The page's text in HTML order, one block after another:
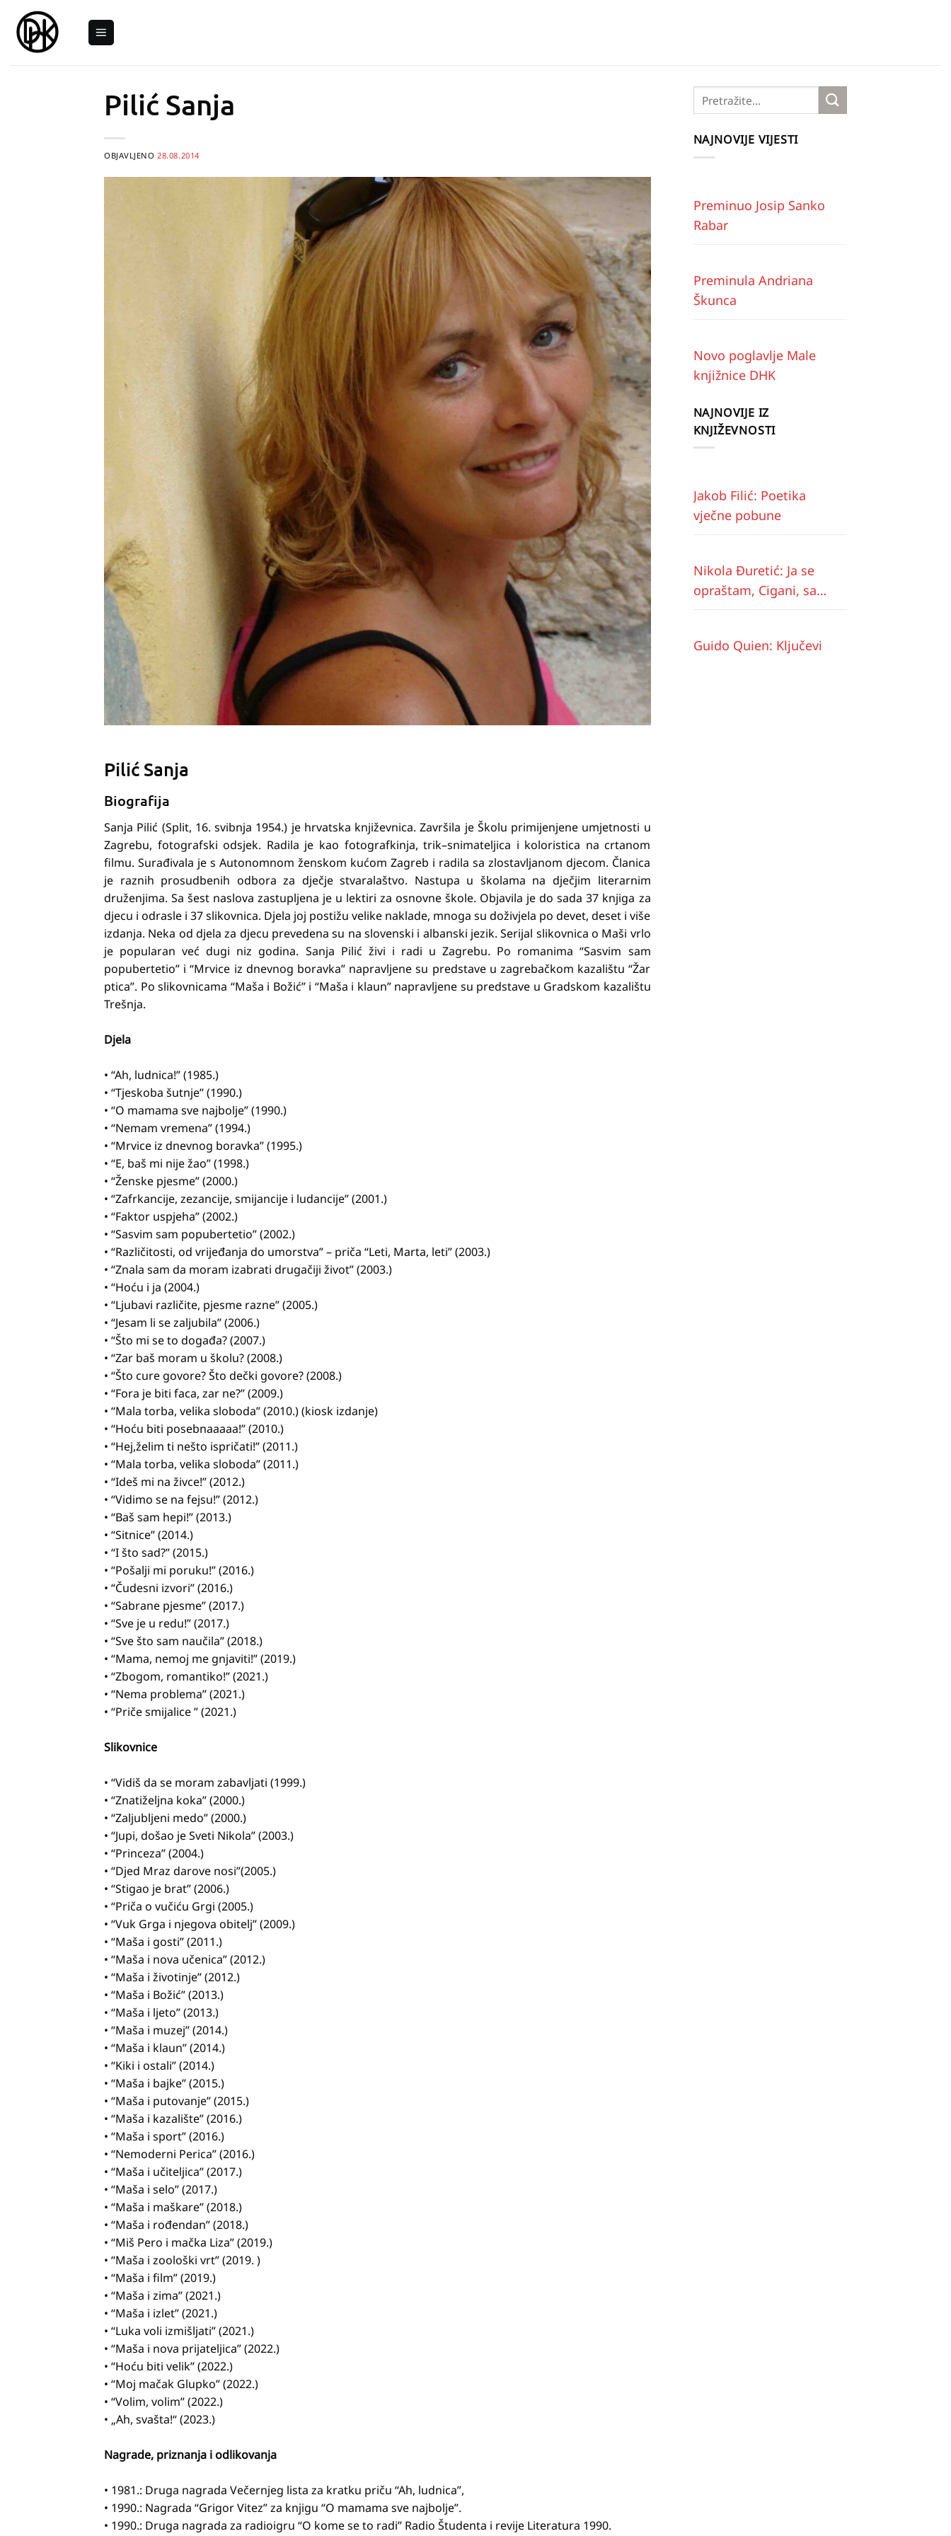
content
Pilić Sanja
OBJAVLJENO28.08.2014
Pilić Sanja
Biografija
Sanja Pilić (Split, 16. svibnja 1954.) je hrvatska književnica. Završila je Školu primijenjene umjetnosti u
Zagrebu, fotografski odsjek. Radila je kao fotografkinja, trik–snimateljica i koloristica na crtanom
filmu. Surađivala je s Autonomnom ženskom kućom Zagreb i radila sa zlostavljanom djecom. Članica
je raznih prosudbenih odbora za dječje stvaralaštvo. Nastupa u školama na dječjim literarnim
druženjima. Sa šest naslova zastupljena je u lektiri za osnovne škole. Objavila je do sada 37 knjiga za
djecu i odrasle i 37 slikovnica. Djela joj postižu velike naklade, mnoga su doživjela po devet, deset i više
izdanja. Neka od djela za djecu prevedena su na slovenski i albanski jezik. Serijal slikovnica o Maši vrlo
je popularan već dugi niz godina. Sanja Pilić živi i radi u Zagrebu. Po romanima “Sasvim sam
popubertetio” i “Mrvice iz dnevnog boravka” napravljene su predstave u zagrebačkom kazalištu “Žar
ptica”. Po slikovnicama “Maša i Božić” i “Maša i klaun” napravljene su predstave u Gradskom kazalištu
Trešnja.
Djela
• “Ah, ludnica!” (1985.)
• “Tjeskoba šutnje” (1990.)
• “O mamama sve najbolje” (1990.)
• “Nemam vremena” (1994.)
• “Mrvice iz dnevnog boravka” (1995.)
• “E, baš mi nije žao” (1998.)
• “Ženske pjesme” (2000.)
• “Zafrkancije, zezancije, smijancije i ludancije” (2001.)
• “Faktor uspjeha” (2002.)
• “Sasvim sam popubertetio” (2002.)
• “Različitosti, od vrijeđanja do umorstva” – priča “Leti, Marta, leti” (2003.)
• “Znala sam da moram izabrati drugačiji život” (2003.)
• “Hoću i ja (2004.)
• “Ljubavi različite, pjesme razne” (2005.)
• “Jesam li se zaljubila” (2006.)
• “Što mi se to događa? (2007.)
• “Zar baš moram u školu? (2008.)
• “Što cure govore? Što dečki govore? (2008.)
• “Fora je biti faca, zar ne?” (2009.)
• “Mala torba, velika sloboda” (2010.) (kiosk izdanje)
• “Hoću biti posebnaaaaa!” (2010.)
• “Hej,želim ti nešto ispričati!” (2011.)
• “Mala torba, velika sloboda” (2011.)
• “Ideš mi na živce!” (2012.)
• “Vidimo se na fejsu!” (2012.)
• “Baš sam hepi!” (2013.)
• “Sitnice” (2014.)
• “I što sad?” (2015.)
• “Pošalji mi poruku!” (2016.)
• “Čudesni izvori” (2016.)
• “Sabrane pjesme” (2017.)
• “Sve je u redu!” (2017.)
• “Sve što sam naučila” (2018.)
• “Mama, nemoj me gnjaviti!” (2019.)
• “Zbogom, romantiko!” (2021.)
• “Nema problema” (2021.)
• “Priče smijalice ” (2021.)
Slikovnice
• “Vidiš da se moram zabavljati (1999.)
• “Znatiželjna koka” (2000.)
• “Zaljubljeni medo” (2000.)
• “Jupi, došao je Sveti Nikola” (2003.)
• “Princeza” (2004.)
• “Djed Mraz darove nosi”(2005.)
• “Stigao je brat” (2006.)
• “Priča o vučiću Grgi (2005.)
• “Vuk Grga i njegova obitelj” (2009.)
• “Maša i gosti” (2011.)
• “Maša i nova učenica” (2012.)
• “Maša i životinje” (2012.)
• “Maša i Božić” (2013.)
• “Maša i ljeto” (2013.)
• “Maša i muzej” (2014.)
• “Maša i klaun” (2014.)
• “Kiki i ostali” (2014.)
• “Maša i bajke” (2015.)
• “Maša i putovanje” (2015.)
• “Maša i kazalište” (2016.)
• “Maša i sport” (2016.)
• “Nemoderni Perica” (2016.)
• “Maša i učiteljica” (2017.)
• “Maša i selo” (2017.)
• “Maša i maškare” (2018.)
• “Maša i rođendan” (2018.)
• “Miš Pero i mačka Liza” (2019.)
• “Maša i zoološki vrt” (2019. )
• “Maša i film” (2019.)
• “Maša i zima” (2021.)
• “Maša i izlet” (2021.)
• “Luka voli izmišljati” (2021.)
• “Maša i nova prijateljica” (2022.)
• “Hoću biti velik” (2022.)
• “Moj mačak Glupko” (2022.)
• “Volim, volim” (2022.)
• „Ah, svašta!“ (2023.)
Nagrade, priznanja i odlikovanja
• 1981.: Druga nagrada Večernjeg lista za kratku priču “Ah, ludnica”,
• 1990.: Nagrada “Grigor Vitez” za knjigu “O mamama sve najbolje”.
• 1990.: Druga nagrada za radioigru “O kome se to radi” Radio Študenta i revije Literatura 1990.
NAJNOVIJE VIJESTI
Preminuo Josip Sanko
Rabar
Preminula Andriana
Škunca
Novo poglavlje Male
knjižnice DHK
NAJNOVIJE IZ
KNJIŽEVNOSTI
Jakob Filić: Poetika
vječne pobune
Nikola Đuretić: Ja se
opraštam, Cigani, sa
Guido Quien: Ključevi